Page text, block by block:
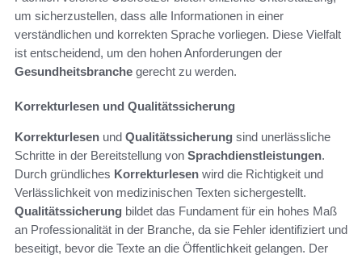
um sicherzustellen, dass alle Informationen in einer
verständlichen und korrekten Sprache vorliegen. Diese Vielfalt
ist entscheidend, um den hohen Anforderungen der
Gesundheitsbranche gerecht zu werden.
Korrekturlesen und Qualitätssicherung
Korrekturlesen und Qualitätssicherung sind unerlässliche
Schritte in der Bereitstellung von Sprachdienstleistungen.
Durch gründliches Korrekturlesen wird die Richtigkeit und
Verlässlichkeit von medizinischen Texten sichergestellt.
Qualitätssicherung bildet das Fundament für ein hohes Maß
an Professionalität in der Branche, da sie Fehler identifiziert und
beseitigt, bevor die Texte an die Öffentlichkeit gelangen. Der